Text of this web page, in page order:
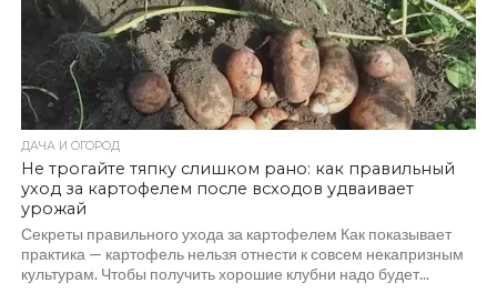
ДАЧА И ОГОРОД
Не трогайте тяпку слишком рано: как правильный
уход за картофелем после всходов удваивает
урожай
Секреты правильного ухода за картофелем Как показывает
практика — картофель нельзя отнести к совсем некапризным
культурам. Чтобы получить хорошие клубни надо будет...